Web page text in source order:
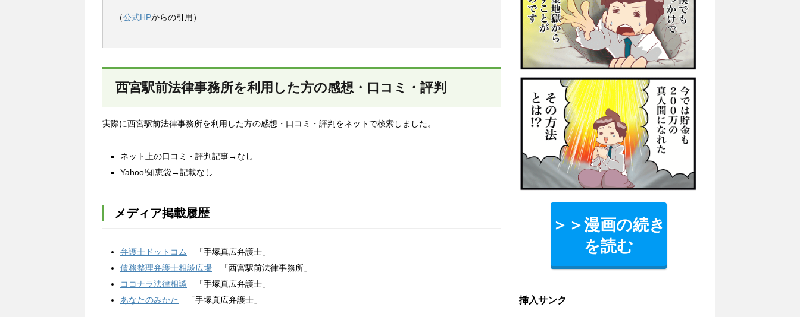
（公式HPからの引用）
西宮駅前法律事務所を利用した方の感想・口コミ・評判
実際に西宮駅前法律事務所を利用した方の感想・口コミ・評判をネットで検索しました。
ネット上の口コミ・評判記事→なし
Yahoo!知恵袋→記載なし
メディア掲載履歴
弁護士ドットコム
「手塚真広弁護士」
債務整理弁護士相談広場 「西宮駅前法律事務所」
ココナラ法律相談 「手塚真広弁護士」
あなたのみかた
「手塚真広弁護士」
＞＞漫画の続き
を読む
挿入サンク